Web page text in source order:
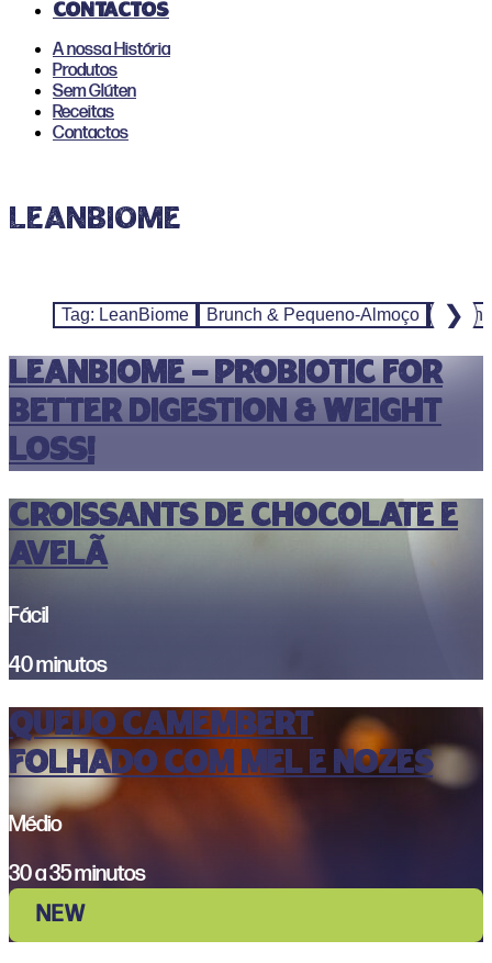
Contactos
A nossa História
Produtos
Sem Glúten
Receitas
Contactos
LeanBiome
Tag: LeanBiome Brunch & Pequeno-Almoço ❯
LeanBiome — Probiotic for
Better Digestion & Weight
Loss!
CROISSANTS DE CHOCOLATE E
AVELÃ
Fácil
40 minutos
Queijo Camembert
Folhado com Mel e Nozes
Médio
30 a 35 minutos
NEW